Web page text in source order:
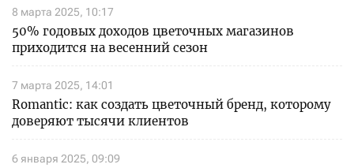
8 марта 2025, 10:17
50% годовых доходов цветочных магазинов
приходится на весенний сезон
7 марта 2025, 14:01
Romantic: как создать цветочный бренд, которому
доверяют тысячи клиентов
6 января 2025, 09:09